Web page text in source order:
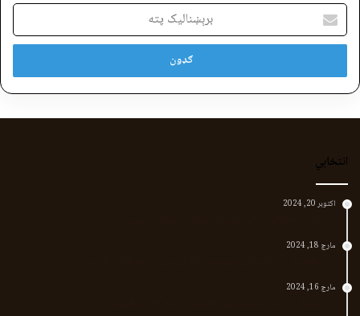
برېښنالیک
پته
انتخابي
اکتوبر 20, 2024
مارچ 18, 2024
مارچ 16, 2024